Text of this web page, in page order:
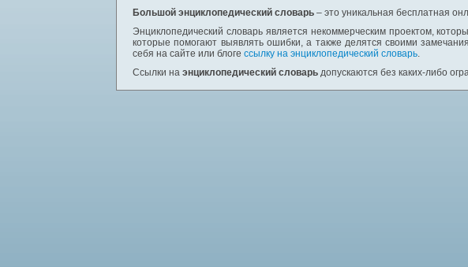
Большой энциклопедический словарь – это уникальная бесплатная
Энциклопедический словарь является некоммерческим проектом,
которые помогают выявлять ошибки, а также делятся своими
себя на сайте или блоге ссылку на энциклопедический словарь.
Ссылки на энциклопедический словарь допускаются без каких-либо